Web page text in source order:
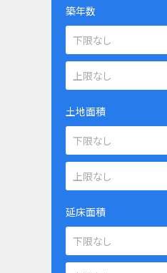
築年数
土地面積
延床面積